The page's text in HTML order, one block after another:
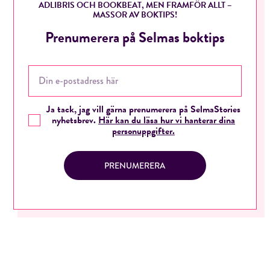
ADLIBRIS OCH BOOKBEAT, MEN FRAMFÖR ALLT –
MASSOR AV BOKTIPS!
Prenumerera på Selmas boktips
Ja tack, jag vill gärna prenumerera på SelmaStories
nyhetsbrev.Här kan du läsa hur vi hanterar dina
personuppgifter.
PRENUMERERA